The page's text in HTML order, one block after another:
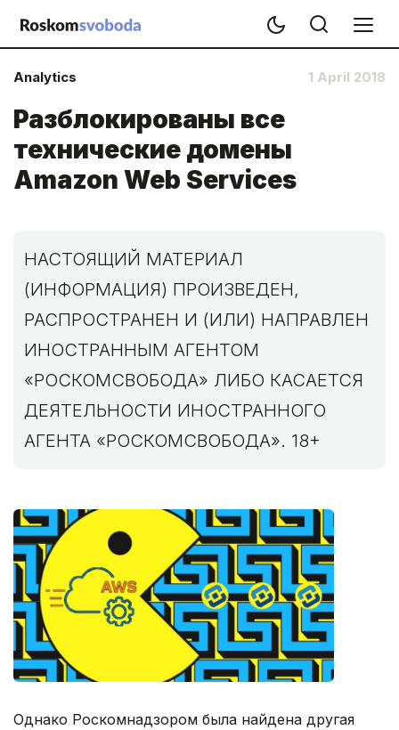
Analytics 1 April 2018
Разблокированы все
технические домены
Amazon Web Services
НАСТОЯЩИЙ МАТЕРИАЛ
(ИНФОРМАЦИЯ) ПРОИЗВЕДЕН,
РАСПРОСТРАНЕН И (ИЛИ) НАПРАВЛЕН
ИНОСТРАННЫМ АГЕНТОМ
«РОСКОМСВОБОДА» ЛИБО КАСАЕТСЯ
ДЕЯТЕЛЬНОСТИ ИНОСТРАННОГО
АГЕНТА «РОСКОМСВОБОДА». 18+
Однако Роскомнадзором была найдена другая